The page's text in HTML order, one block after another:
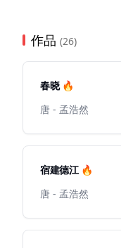
作品 (26)
春晓 🔥
唐 - 孟浩然
宿建德江 🔥
唐 - 孟浩然